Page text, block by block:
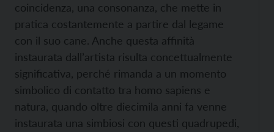
coincidenza, una consonanza, che mette in
pratica costantemente a partire dal legame
con il suo cane. Anche questa affinità
instaurata dall’artista risulta concettualmente
significativa, perché rimanda a un momento
simbolico di contatto tra homo sapiens e
natura, quando oltre diecimila anni fa venne
instaurata una simbiosi con questi quadrupedi,